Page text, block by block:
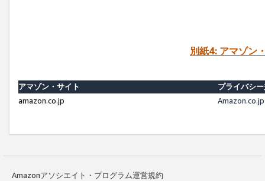
別紙4: アマゾン
アマゾン・サイト
プライバシ
amazon.co.jp
Amazonアソシエイト・プログラム運営規約